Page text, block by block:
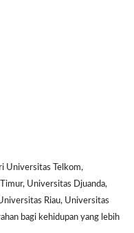
Universitas Telkom,
Universitas Djuanda,
Riau, Universitas
bagi kehidupan yang lebih